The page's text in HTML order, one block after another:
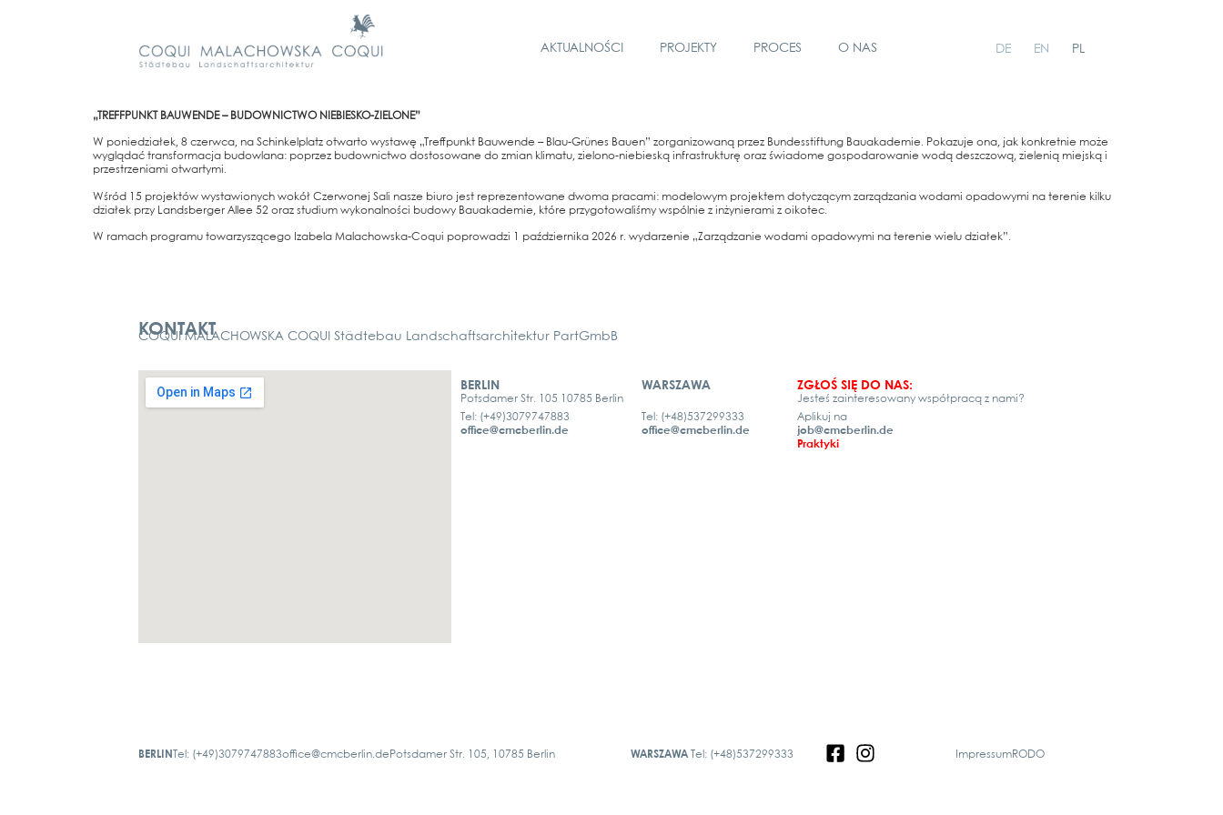
AKTUALNOŚCI PROJEKTY PROCES O NAS DE EN PL
„TREFF­PUNKT BAU­WEN­DE – BUDOW­NICT­WO NIE­BIES­KO-ZIE­LO­NE”
W ponied­ziałek, 8 czerw­ca, na Schin­kel­platz otwar­to wysta­wę „Treff­punkt Bau­wen­de – Blau-Grü­nes Bau­en” zor­ga­ni­zowaną przez Bun­des­stif­tung Bau­aka­de­mie. Poka­zu­je ona, jak kon­kret­nie może
wyglą­dać trans­for­mac­ja budow­la­na: poprzez budow­nict­wo dosto­so­wa­ne do zmi­an kli­ma­tu, zie­lo­no-nie­bies­ką infra­struk­turę oraz świa­do­me gos­po­da­rowa­nie wodą deszc­zową, zie­lenią mie­js­ką i
przestrze­nia­mi otwar­ty­mi.
Wśród 15 pro­jek­tów wysta­wionych wokół Czer­wo­nej Sali nas­ze biuro jest repre­zen­to­wa­ne dwo­ma pra­ca­mi: modelo­wym pro­jek­tem doty­c­zą­cym zar­ząd­za­nia woda­mi opa­do­wy­mi na tere­nie kil­ku
działek przy Lands­ber­ger Allee 52 oraz stu­di­um wyko­n­al­ności budo­wy Bau­aka­de­mie, któ­re przy­go­to­wa­liś­my wspól­nie z inży­nie­ra­mi z oiko­tec.
W ramach pro­gra­mu towar­zy­szące­go Iza­be­la Malachows­ka-Coqui popro­wad­zi 1 paźd­zier­ni­ka 2026 r. wydar­ze­nie „Zar­ząd­za­nie woda­mi opa­do­wy­mi na tere­nie wie­lu działek”.
KONTAKT
COQUI MALACHOWSKA COQUI Städtebau Landschaftsarchitektur PartGmbB
BERLIN
Potsdamer Str. 105 10785 Berlin
Tel: (+49)3079747883
office@cmcberlin.de
WARSZAWA
Tel: (+48)537299333
office@cmcberlin.de
ZGŁOŚ SIĘ DO NAS:
Jesteś zainteresowany współpracą z nami?
Aplikuj na
job@cmcberlin.de
Praktyki
BERLIN Tel: (+49)3079747883office@cmcberlin.de Potsdamer Str. 105, 10785 Berlin WARSZAWATel: (+48)537299333 ImpressumRODO